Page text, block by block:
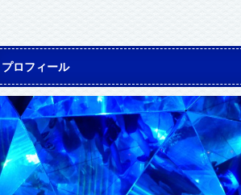
プロフィール